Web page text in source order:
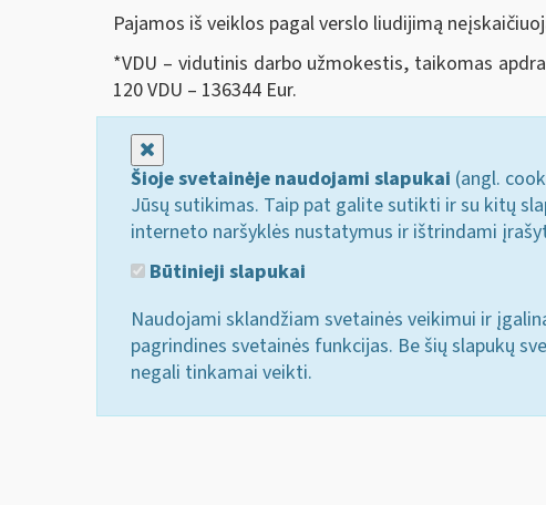
Pajamos iš veiklos pagal verslo liudijimą
*VDU – vidutinis darbo užmokestis, taikomas
120 VDU – 136344 Eur.
Šioje svetainėje naudojami slapukai (angl.
Jūsų sutikimas. Taip pat galite sutikti ir su kitų
interneto naršyklės nustatymus ir ištrindami
Būtinieji slapukai
Naudojami sklandžiam svetainės veikimui ir
pagrindines svetainės funkcijas. Be šių slapukų
negali tinkamai veikti.